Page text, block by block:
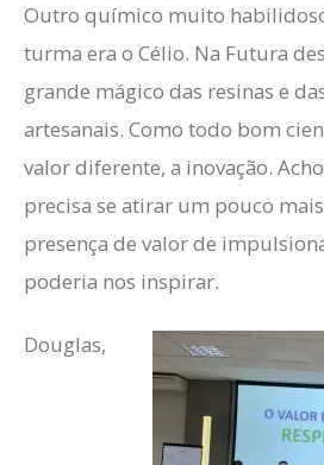
Outro químico muito
turma era o Célio. Na Futura
grande mágico das resinas e
artesanais. Como todo bom
valor diferente, a inovação.
precisa se atirar um pouco
presença de valor de
poderia nos inspirar.
Douglas,